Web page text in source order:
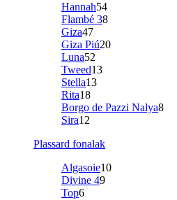
Hannah54
Flambé 38
Giza47
Giza Piú20
Luna52
Tweed13
Stella13
Rita18
Borgo de Pazzi Nalya8
Sira12
Plassard fonalak
Algasoie10
Divine 49
Top6